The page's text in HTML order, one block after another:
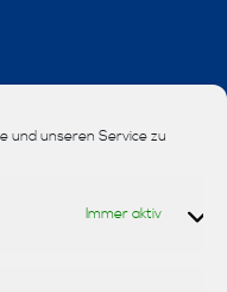
und unseren Service zu
Immer aktiv